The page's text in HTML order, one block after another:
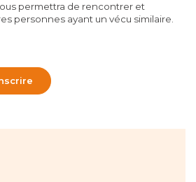
permettra de rencontrer et
personnes ayant un vécu similaire.